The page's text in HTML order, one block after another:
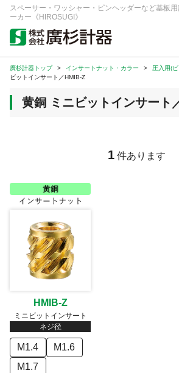
スペーサー・ワッシャー・ピンヘッダーなど基板
ーカー《HIROSUGI》
キーワード 品番/シリーズ
商品カテゴリから探す
ジャンルから探す
ログイン
注文・見積りについて
ご利用ガイド
お問い合わせ窓口
会社情報
廣杉計器トップ > インサートナット・カラー > 圧入用(
ビットインサート／HMIB-Z
黄銅 ミニビットインサート
1 件あります
HMIB-Z
ミニビットインサート
ネジ径
M1.4
M1.6
M1.7